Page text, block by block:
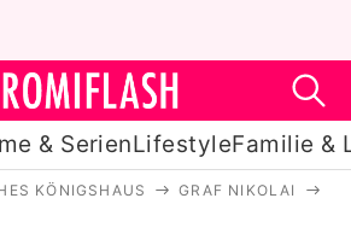
& SerienLifestyleFamilie &
KÖNIGSHAUS GRAF NIKOLAI